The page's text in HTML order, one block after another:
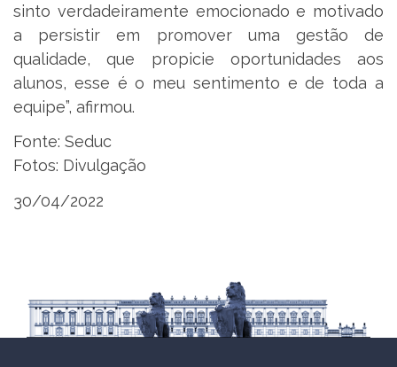
sinto verdadeiramente emocionado e motivado
a persistir em promover uma gestão de
qualidade, que propicie oportunidades aos
alunos, esse é o meu sentimento e de toda a
equipe”, afirmou.
Fonte: Seduc
Fotos: Divulgação
30/04/2022